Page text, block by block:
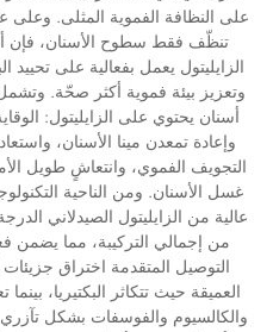
على النظافة الفموية المثلى. وعلى
تنظّف فقط سطوح الأسنان، فإن
الزايليتول يعمل بفعالية على تحييد
وتعزيز بيئة فموية أكثر صحّة.
أسنان يحتوي على الزايليتول:
التجويف الفموي، وانتعاشٍ طويل
غسل الأسنان. ومن الناحية
من إجمالي التركيبة، مما يضمن
التوصيل المتقدمة اختراق
العميقة حيث تتكاثر البكتيريا،
والكالسيوم والفوسفات بشكل تآزري